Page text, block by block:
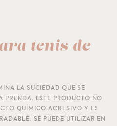
tenis de
LA SUCIEDAD QUE SE
PRENDA. ESTE PRODUCTO NO
QUÍMICO AGRESIVO Y ES
SE PUEDE UTILIZAR EN